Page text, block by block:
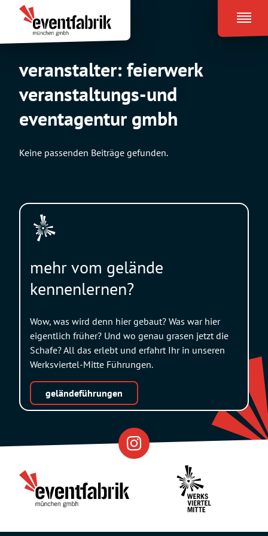
Inhalt
springen
Eventfabrik
München
veranstalter:feierwerk
veranstaltungs-und
eventagentur gmbh
Keine passenden Beiträge gefunden.
Partner
mehr vom gelände
kennenlernen?
Wow, was wird denn hier gebaut? Was war hier
eigentlich früher? Und wo genau grasen jetzt die
Schafe? All das erlebt und erfahrt Ihr in unseren
Werksviertel-Mitte Führungen.
geländeführungen